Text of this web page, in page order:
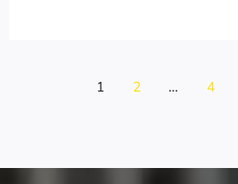
1 2 … 4